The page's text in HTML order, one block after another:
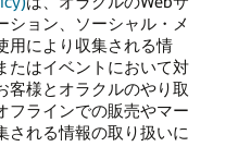
ション、ソーシャル・メ
用により収集される情
たはイベントにおいて対
客様とオラクルのやり取
フラインでの販売やマー
される情報の取り扱いに